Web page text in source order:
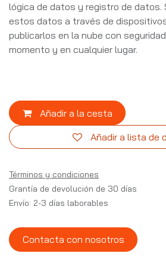
lógica de datos y registro de datos.
estos datos a través de
publicarlos en la nube con
momento y en cualquier lugar.
Añadir a la cesta
Añadir a lista de
Términos y condiciones
Grantía de devolución de 30 días
Envío: 2-3 días laborables
Contacta con nosotros